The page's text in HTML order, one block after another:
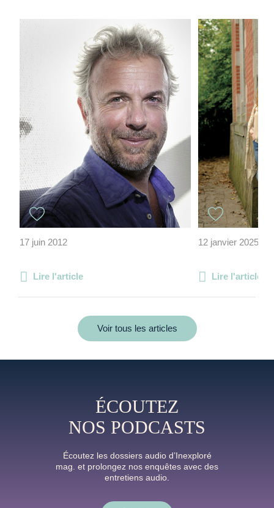
17 juin 2012
Lire l'article
12 janvier 2025
Lire l'article
Voir tous les articles
ÉCOUTEZ
NOS PODCASTS
Écoutez les dossiers audio d’Inexploré
mag. et prolongez nos enquêtes avec des
entretiens audio.